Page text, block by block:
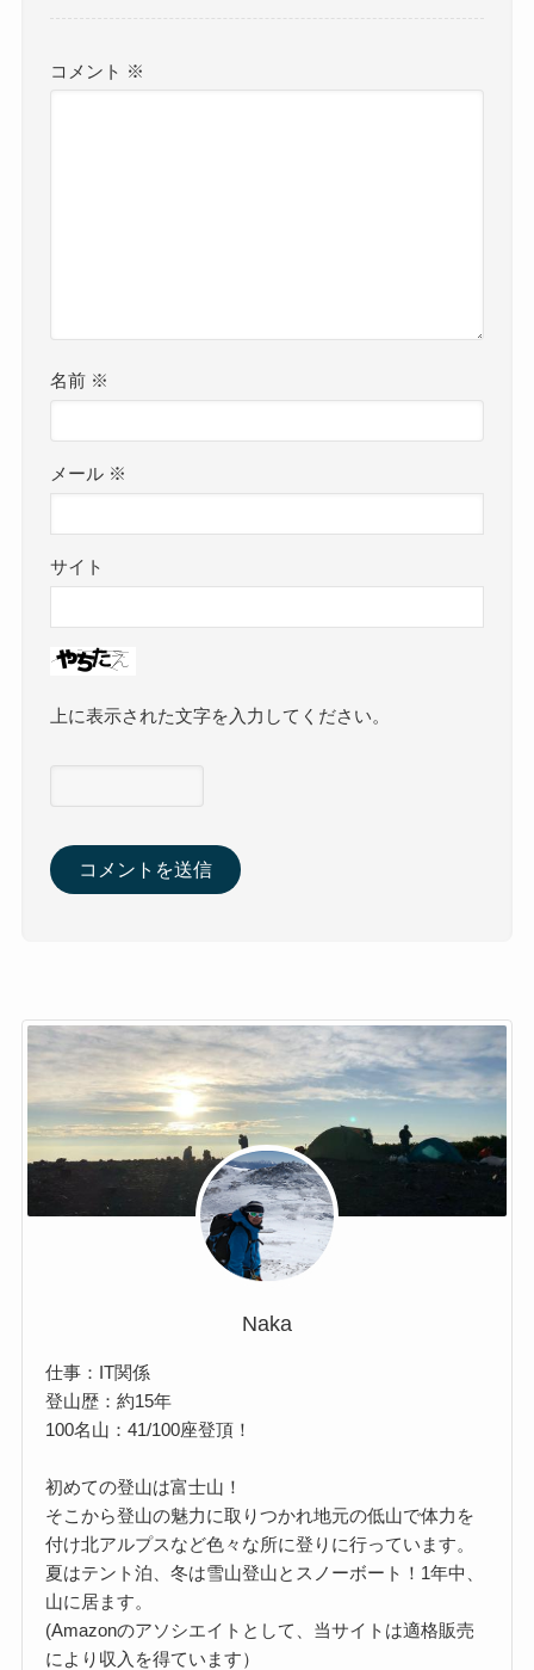
コメント ※
名前 ※
メール ※
サイト
上に表示された文字を入力してください。
Naka
仕事：IT関係
登山歴：約15年
100名山：41/100座登頂！
初めての登山は富士山！
そこから登山の魅力に取りつかれ地元の低山で体力を
付け北アルプスなど色々な所に登りに行っています。
夏はテント泊、冬は雪山登山とスノーボート！1年中、
山に居ます。
(Amazonのアソシエイトとして、当サイトは適格販売
により収入を得ています）